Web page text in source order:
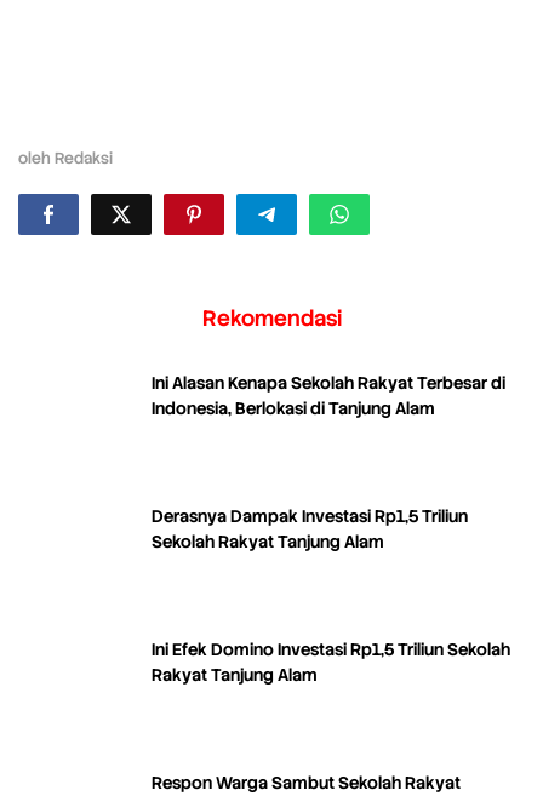
oleh Redaksi
Rekomendasi
Ini Alasan Kenapa Sekolah Rakyat Terbesar di
Indonesia, Berlokasi di Tanjung Alam
Derasnya Dampak Investasi Rp1,5 Triliun
Sekolah Rakyat Tanjung Alam
Ini Efek Domino Investasi Rp1,5 Triliun Sekolah
Rakyat Tanjung Alam
Respon Warga Sambut Sekolah Rakyat